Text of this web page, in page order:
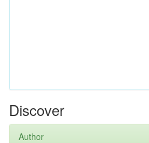
Discover
Author